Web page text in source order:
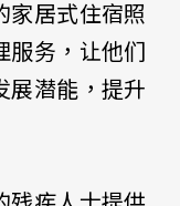
家居式住宿照
服务，让他们
展潜能，提升